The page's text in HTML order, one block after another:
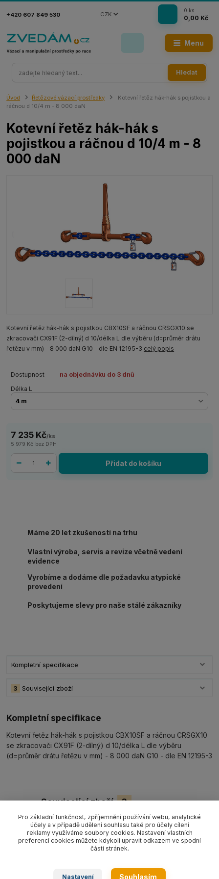
Menu
CZK
Hledat
+420 607 849 530
0 ks
0,00 Kč
Úvod Řetězové vázací prostředky
Kotevní řetěz hák-hák s pojistkou a
ráčnou d 10/4 m - 8 000 daN
Kotevní řetěz hák-hák s
pojistkou a ráčnou d 10/4 m - 8
000 daN
Kotevní řetěz hák-hák s pojistkou CBX10SF a ráčnou CRSGX10 se
zkracovači CX91F (2-dílný) d 10/délka L dle výběru (d=průměr drátu
řetězu v mm) - 8 000 daN G10 - dle EN 12195-3 celý popis
Dostupnost
na objednávku do 3 dnů
Délka L
7 235 Kč/ks
5 979 Kč bez DPH
Přidat do košíku
Máme 20 let zkušeností na trhu
Vlastní výroba, servis a revize včetně vedení
evidence
Vyrobíme a dodáme dle požadavku atypické
provedení
Poskytujeme slevy pro naše stálé zákazníky
Kompletní specifikace
Související zboží
3
Kompletní specifikace
Kotevní řetěz hák-hák s pojistkou CBX10SF a ráčnou CRSGX10
se zkracovači CX91F (2-dílný) d 10/délka L dle výběru
(d=průměr drátu řetězu v mm) - 8 000 daN G10 - dle EN 12195-3
Související zboží 3
Pro základní funkčnost, zpříjemnění používání webu, analytické
účely a v případě udělení souhlasu také pro účely cílení
reklamy využíváme soubory cookies. Nastavení vlastních
preferencí cookies můžete kdykoli upravit odkazem ve spodní
části stránek.
Nastavení Souhlasím